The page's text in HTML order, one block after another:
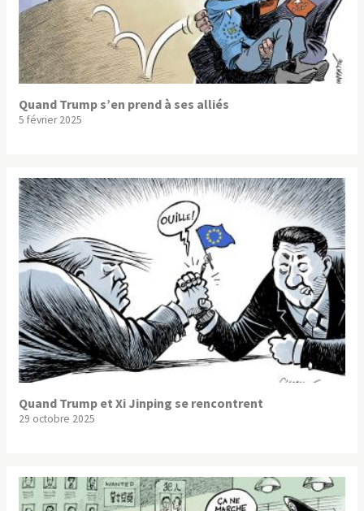
Quand Trump s’en prend à ses alliés
5 février 2025
Quand Trump et Xi Jinping se rencontrent
29 octobre 2025